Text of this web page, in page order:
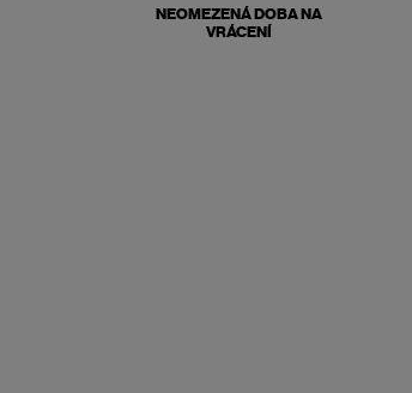
NEOMEZENÁ DOBA NA
VRÁCENÍ